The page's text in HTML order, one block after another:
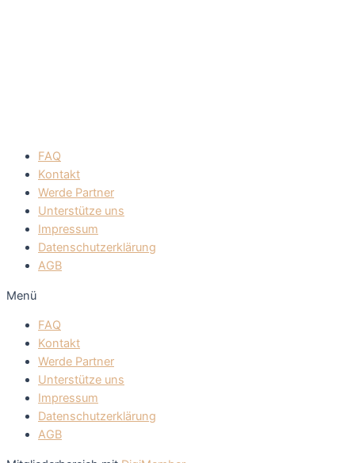
FAQ
Kontakt
Werde Partner
Unterstütze uns
Impressum
Datenschutzerklärung
AGB
Menü
FAQ
Kontakt
Werde Partner
Unterstütze uns
Impressum
Datenschutzerklärung
AGB